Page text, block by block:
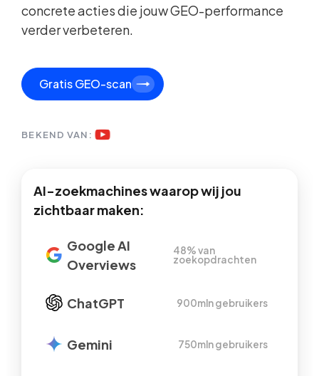
concrete acties die jouw GEO-performance
verder verbeteren.
Gratis GEO-scan
BEKEND VAN:
AI-zoekmachines waarop wij jou
zichtbaar maken:
Google AI
Overviews
48% van
zoekopdrachten
ChatGPT 900mln gebruikers
Gemini 750mln gebruikers